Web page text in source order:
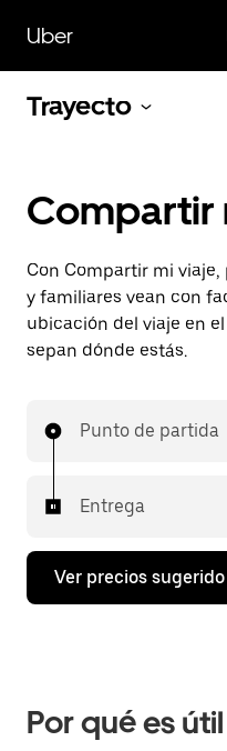
contenido
principal
Uber
Trayecto
Compartir
Con Compartir mi
y familiares vean con
ubicación del viaje en
sepan dónde estás.
Punto de partida
Entrega
Ver precios
Por qué es útil